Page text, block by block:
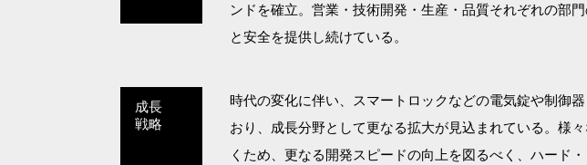
ンドを確立。営業・技術開発・生産・品質それぞれの部
と安全を提供し続けている。
成長
戦略
時代の変化に伴い、スマートロックなどの電気錠や制御
おり、成長分野として更なる拡大が見込まれている。様
くため、更なる開発スピードの向上を図るべく、ハード